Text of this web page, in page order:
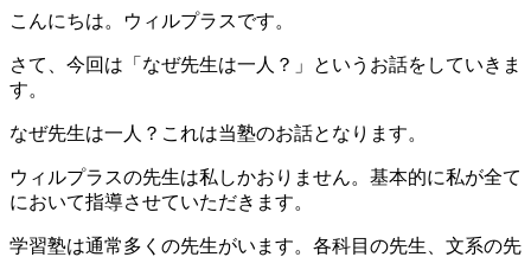
:
こんにちは。ウィルプラスです。
さて、今回は「なぜ先生は一人？」というお話をしていきま
す。
なぜ先生は一人？これは当塾のお話となります。
ウィルプラスの先生は私しかおりません。基本的に私が全て
において指導させていただきます。
学習塾は通常多くの先生がいます。各科目の先生、文系の先